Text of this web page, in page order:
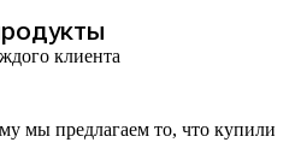
клиента
мы предлагаем то, что купили